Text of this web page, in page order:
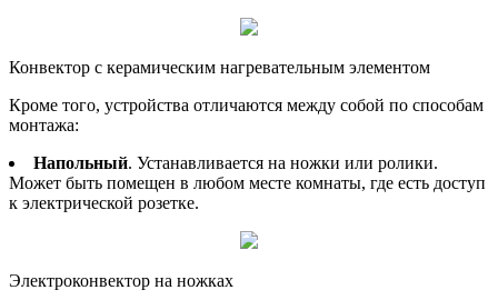
Конвектор с керамическим нагревательным элементом
Кроме того, устройства отличаются между собой по способам
монтажа:
Напольный. Устанавливается на ножки или ролики.
Может быть помещен в любом месте комнаты, где есть доступ
к электрической розетке.
Электроконвектор на ножках